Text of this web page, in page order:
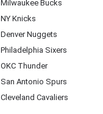
Milwaukee Bucks
NY Knicks
Denver Nuggets
Philadelphia Sixers
OKC Thunder
San Antonio Spurs
Cleveland Cavaliers